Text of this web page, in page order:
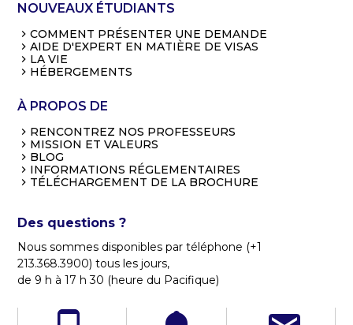
NOUVEAUX ÉTUDIANTS
COMMENT PRÉSENTER UNE DEMANDE
AIDE D'EXPERT EN MATIÈRE DE VISAS
LA VIE
HÉBERGEMENTS
À PROPOS DE
RENCONTREZ NOS PROFESSEURS
MISSION ET VALEURS
BLOG
INFORMATIONS RÉGLEMENTAIRES
TÉLÉCHARGEMENT DE LA BROCHURE
Des questions ?
Nous sommes disponibles par téléphone (+1
213.368.3900) tous les jours,
de 9 h à 17 h 30 (heure du Pacifique)